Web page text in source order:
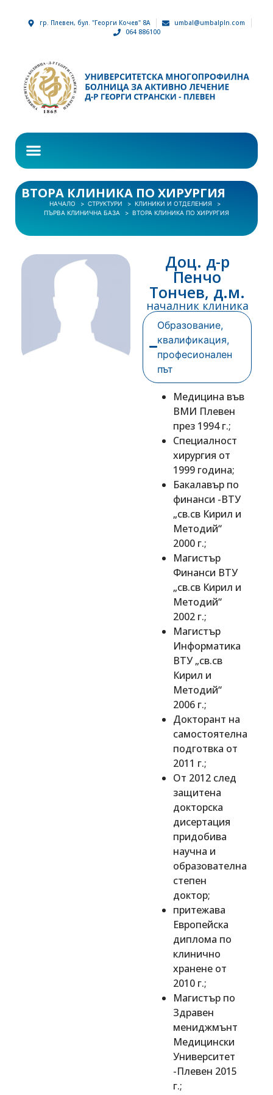
гр. Плевен, бул. "Георги Кочев" 8А
umbal@umbalpln.com
064 886100
ВТОРА КЛИНИКА ПО ХИРУРГИЯ
НАЧАЛО СТРУКТУРИ
КЛИНИКИ И ОТДЕЛЕНИЯ
ПЪРВА КЛИНИЧНА БАЗА
ВТОРА КЛИНИКА ПО ХИРУРГИЯ
Доц. д-р
Пенчо
Тончев, д.м.
началник клиника
Образование,
квалификация,
професионален
път
Медицина във
ВМИ Плевен
през 1994 г.;
Специалност
хирургия от
1999 година;
Бакалавър по
финанси -ВТУ
„св.св Кирил и
Методий“
2000 г.;
Магистър
Финанси ВТУ
„св.св Кирил и
Методий“
2002 г.;
Магистър
Информатика
ВТУ „св.св
Кирил и
Методий“
2006 г.;
Докторант на
самостоятелна
подготвка от
2011 г.;
От 2012 след
защитена
докторска
дисертация
придобива
научна и
образователна
степен
доктор;
притежава
Европейска
диплома по
клинично
хранене от
2010 г.;
Магистър по
Здравен
мениджмънт
Медицински
Университет
-Плевен 2015
г.;